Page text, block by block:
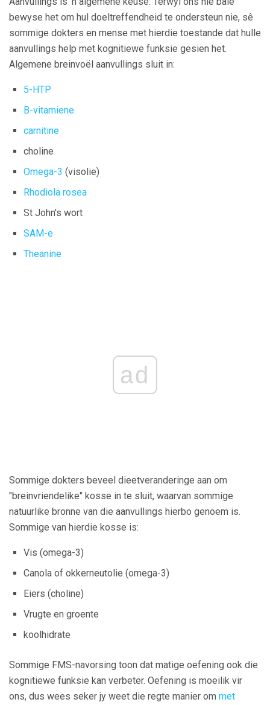
bewyse het om hul doeltreffendheid te ondersteun nie, sê
sommige dokters en mense met hierdie toestande dat hulle
aanvullings help met kognitiewe funksie gesien het.
Algemene breinvoël aanvullings sluit in:
5-HTP
B-vitamiene
carnitine
choline
Omega-3 (visolie)
Rhodiola rosea
St John's wort
SAM-e
Theanine
ad
Sommige dokters beveel dieetveranderinge aan om
"breinvriendelike" kosse in te sluit, waarvan sommige
natuurlike bronne van die aanvullings hierbo genoem is.
Sommige van hierdie kosse is:
Vis (omega-3)
Canola of okkerneutolie (omega-3)
Eiers (choline)
Vrugte en groente
koolhidrate
Sommige FMS-navorsing toon dat matige oefening ook die
kognitiewe funksie kan verbeter. Oefening is moeilik vir
ons, dus wees seker jy weet die regte manier om met